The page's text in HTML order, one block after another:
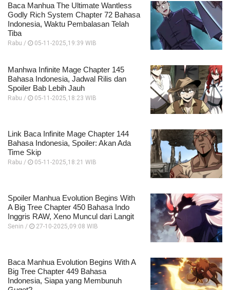
Baca Manhua The Ultimate Wantless
Godly Rich System Chapter 72 Bahasa
Indonesia, Waktu Pembalasan Telah
Tiba
Rabu / 05-11-2025,19:39 WIB
Manhwa Infinite Mage Chapter 145
Bahasa Indonesia, Jadwal Rilis dan
Spoiler Bab Lebih Jauh
Rabu / 05-11-2025,18:23 WIB
Link Baca Infinite Mage Chapter 144
Bahasa Indonesia, Spoiler: Akan Ada
Time Skip
Rabu / 05-11-2025,18:21 WIB
Spoiler Manhua Evolution Begins With
A Big Tree Chapter 450 Bahasa Indo
Inggris RAW, Xeno Muncul dari Langit
Senin / 27-10-2025,09:08 WIB
Baca Manhua Evolution Begins With A
Big Tree Chapter 449 Bahasa
Indonesia, Siapa yang Membunuh